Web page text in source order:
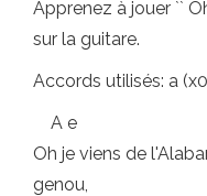
Apprenez à jouer ``
sur la guitare.
Accords utilisés: a
A e
Oh je viens de
genou,